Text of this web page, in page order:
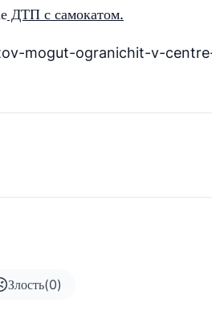
ДТП с самокатом.
mogut-ogranichit-v-
Злость(0)